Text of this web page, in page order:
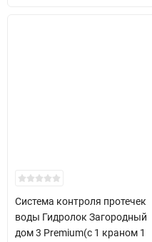
Система контроля протечек
воды Гидролок Загородный
дом 3 Premium(с 1 краном 1